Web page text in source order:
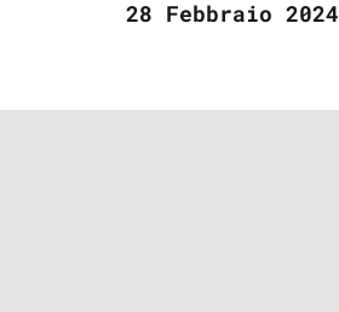
28 Febbraio 2024